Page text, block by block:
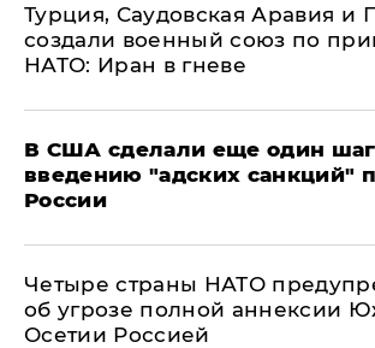
Турция, Саудовская Аравия и
создали военный союз по
НАТО: Иран в гневе
В США сделали еще один
введению "адских санкций"
России
Четыре страны НАТО
об угрозе полной аннексии
Осетии Россией